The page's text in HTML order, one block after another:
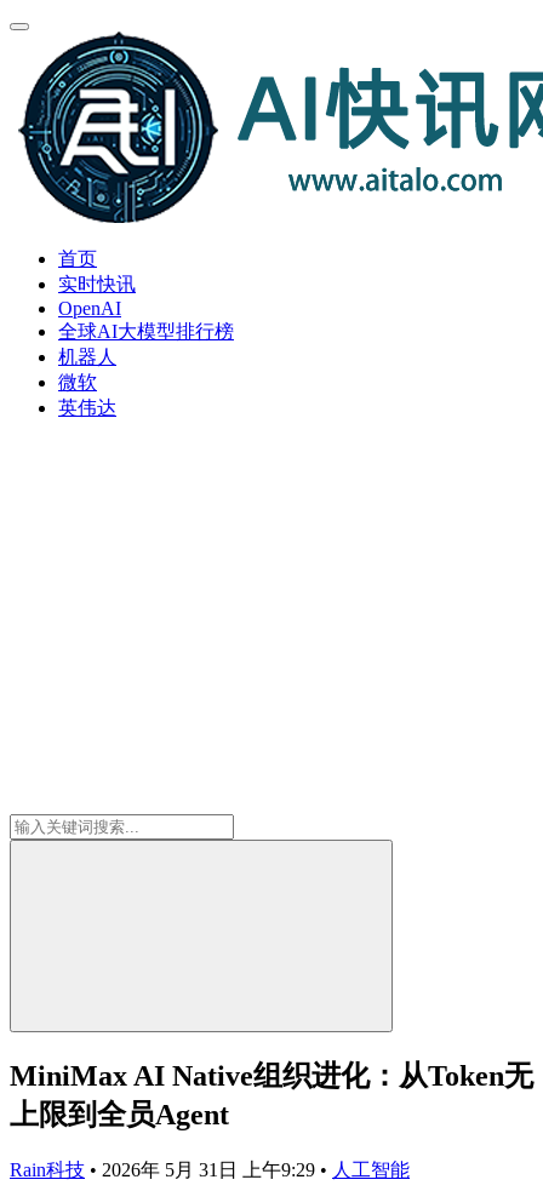
首页
实时快讯
OpenAI
全球AI大模型排行榜
机器人
微软
英伟达
MiniMax AI Native组织进化：从Token无
上限到全员Agent
Rain科技 • 2026年 5月 31日 上午9:29 • 人工智能